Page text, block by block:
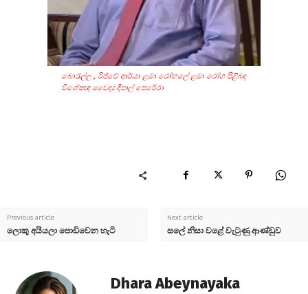
බොරැල්ල , රිජ්වේ ආර්යා ළමා රෝහලේ ළමා රෝග පිළිබඳ
විශේෂඥ වෛද්‍ය දීපාල් පෙරේරා
Previous article
ලොකු අයියලා පොඩිවෙන හැටි
Next article
සලේ නිසා වළේ වැටුණු ආණ්ඩුව
Dhara Abeynayaka